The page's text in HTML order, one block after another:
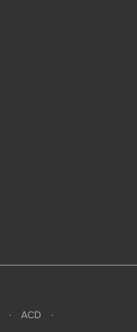
ACD